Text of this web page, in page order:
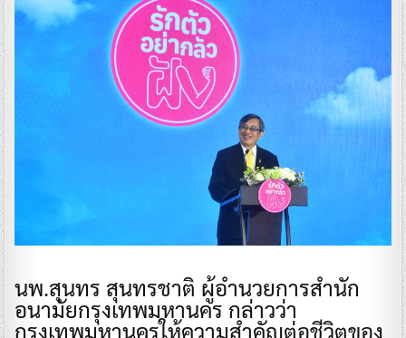
นพ.สุนทร สุนทรชาติ ผู้อำนวยการสำนัก
อนามัยกรุงเทพมหานคร กล่าวว่า
กรุงเทพมหานครให้ความสำคัญต่อชีวิตของ